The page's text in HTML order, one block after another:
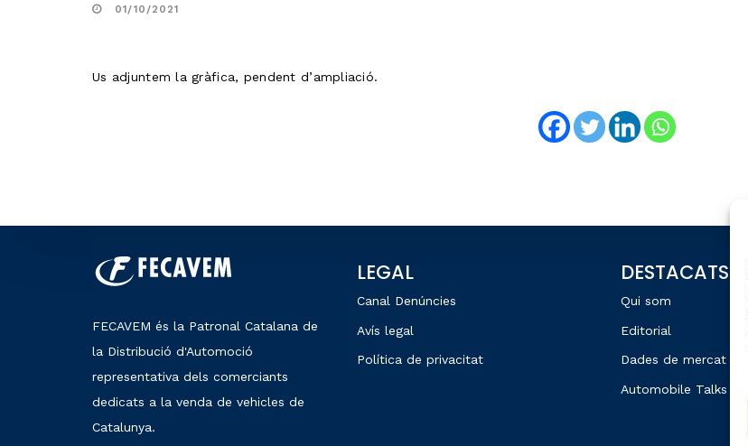
01/10/2021
Us adjuntem la gràfica, pendent d’ampliació.
FECAVEM és la Patronal Catalana de
la Distribució d'Automoció
representativa dels comerciants
dedicats a la venda de vehicles de
Catalunya.
LEGAL
Canal Denúncies
Avís legal
Política de privacitat
DESTACATS
Qui som
Editorial
Dades de mercat
Automobile Talks